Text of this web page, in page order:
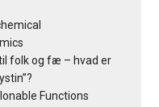
folk og fæ – hvad er
Functions